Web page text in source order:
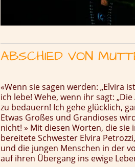
ABSCHIED VON
«Wenn sie sagen werden: „Elvira
ich lebe! Wehe, wenn ihr sagt:
zu bedauern! Ich gehe glücklich,
Etwas Großes und Grandioses
nicht! » Mit diesen Worten, die sie
bereitete Schwester Elvira
und die jungen Menschen in der
auf ihren Übergang ins ewige